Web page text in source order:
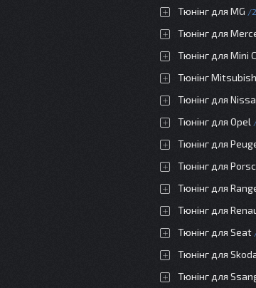
Тюнінг для MG
Тюнінг для
Тюнінг для Mini
Тюнінг
Тюнінг для
Тюнінг для Opel
Тюнінг для
Тюнінг для
Тюнінг для
Тюнінг для
Тюнінг для Seat
Тюнінг для
Тюнінг для